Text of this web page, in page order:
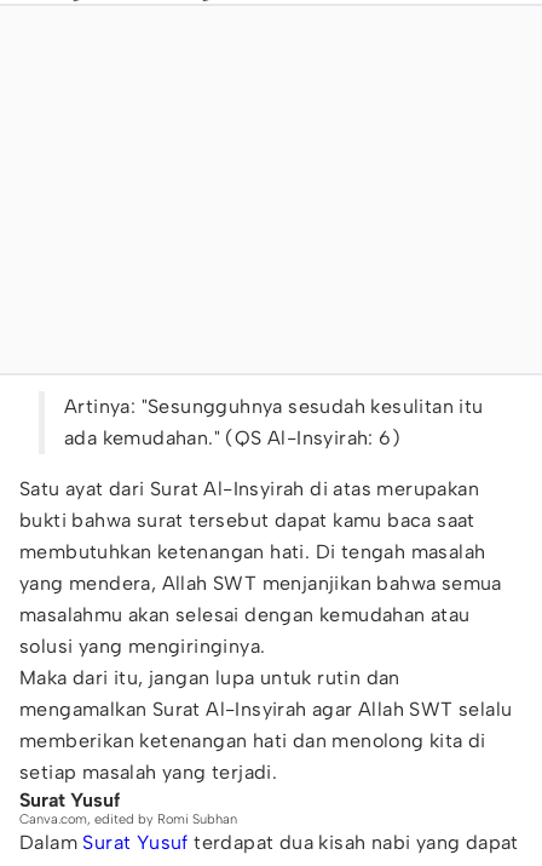
Artinya: "Sesungguhnya sesudah kesulitan itu
ada kemudahan." (QS Al-Insyirah: 6)
Satu ayat dari Surat Al-Insyirah di atas merupakan
bukti bahwa surat tersebut dapat kamu baca saat
membutuhkan ketenangan hati. Di tengah masalah
yang mendera, Allah SWT menjanjikan bahwa semua
masalahmu akan selesai dengan kemudahan atau
solusi yang mengiringinya.
Maka dari itu, jangan lupa untuk rutin dan
mengamalkan Surat Al-Insyirah agar Allah SWT selalu
memberikan ketenangan hati dan menolong kita di
setiap masalah yang terjadi.
Surat Yusuf
Canva.com, edited by Romi Subhan
Dalam Surat Yusuf terdapat dua kisah nabi yang dapat